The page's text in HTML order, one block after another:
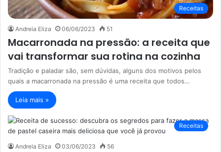
Receitas
Andreia Eliza 06/06/2023 51
Macarronada na pressão: a receita que
vai transformar sua rotina na cozinha
Tradição e paladar são, sem dúvidas, alguns dos motivos pelos
quais a macarronada na pressão é uma receita que todos…
Leia mais »
Receitas
Andreia Eliza 03/06/2023 56